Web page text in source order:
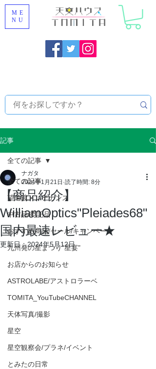
ME
NU
記事
全ての記事
望遠鏡メンテナンス
中古品/委託品
おすすめ商品/セール/キャンペーン
九州発の星まつり"星宴"
お店からのお知らせ
ASTROLABE/アストロラーベ
TOMITA_YouTubeCHANNEL
天体写真/撮影
星空
星空観察会/プラネ/イベント
とみたの日常
全ての記事
【商品紹介】
WilliamOptics"Pleiades68"
国内最速レビュー★
ナガタ
2024年1月21日 読了時間: 8分
更新日：2024年5月12日